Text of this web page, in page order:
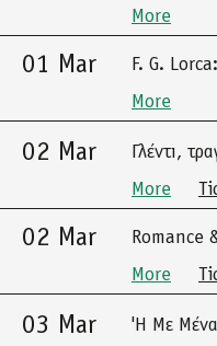
More
01 Mar
F. G.
More
02 Mar
Γλέντι,
More
02 Mar
Romance
More
03 Mar
'Η Με